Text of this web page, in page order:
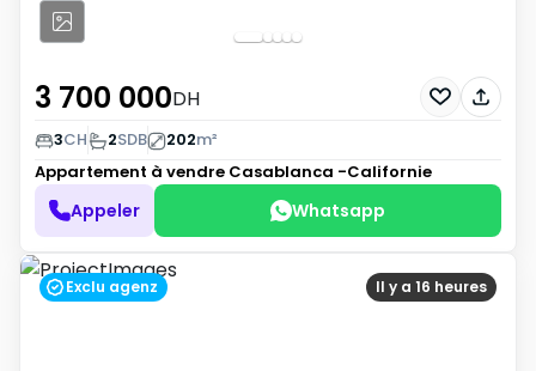
3 700 000DH
3CH 2SDB 202m²
Appartement à vendre Casablanca -Californie
Appeler Whatsapp
Il y a 16 heures
Exclu agenz